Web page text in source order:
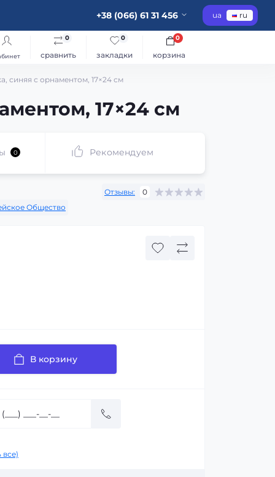
+38 (066) 61 31 456 ua ru
сравнить
0
закладки
0
корзина
0
синяя с орнаментом, 17×24 см
17×24 см
0 Рекомендуем
Общество
Отзывы: 0
В корзину
все)